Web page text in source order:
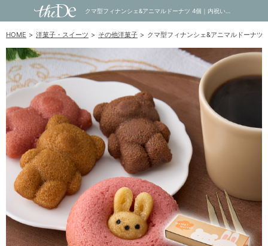
HOME 洋菓子・スイーツ その他洋菓子 クマ型フィナンシェ&アニマルドーナツ